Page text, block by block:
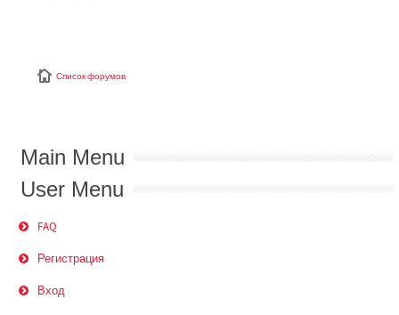
Список форумов
Main Menu
User Menu
FAQ
Регистрация
Вход